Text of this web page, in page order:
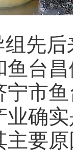
先
鱼台
市
确
要